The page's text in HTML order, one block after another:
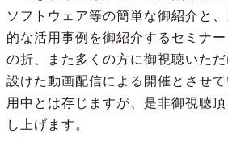
ソフトウェア等の簡単な御紹介と
的な活用事例を御紹介するセミナ
の折、また多くの方に御視聴いた
設けた動画配信による開催とさせ
用中とは存じますが、是非御視聴
し上げます。